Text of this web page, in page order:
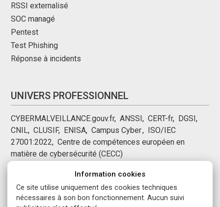
RSSI externalisé
SOC managé
Pentest
Test Phishing
Réponse à incidents
UNIVERS PROFESSIONNEL
CYBERMALVEILLANCE.gouv.fr,ANSSI,CERT-fr, DGSI,
CNIL,CLUSIF, ENISA,Campus Cyber,, ISO/IEC
27001:2022,Centre de compétences européen en
matière de cybersécurité (CECC)
Information cookies
Ce site utilise uniquement des cookies techniques
nécessaires à son bon fonctionnement. Aucun suivi